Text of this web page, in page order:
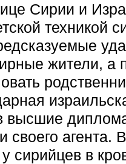
Сирии и
техникой
жители, а
высшие
своего агента.
сирийцев в